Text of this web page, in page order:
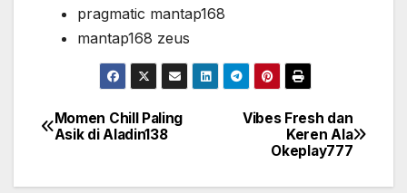
pragmatic mantap168
mantap168 zeus
Post
Vibes Fresh dan
Keren Ala
Okeplay777
Momen Chill Paling
Asik di Aladin138